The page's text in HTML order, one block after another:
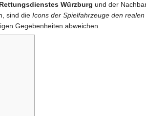
Würzburg und der
sind die Icons der Spielfahrzeuge den
Gegebenheiten abweichen.